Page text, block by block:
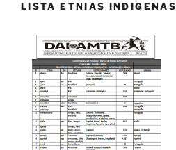
LISTA ETNIAS INDIGENAS